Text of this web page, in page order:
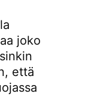
joko
että